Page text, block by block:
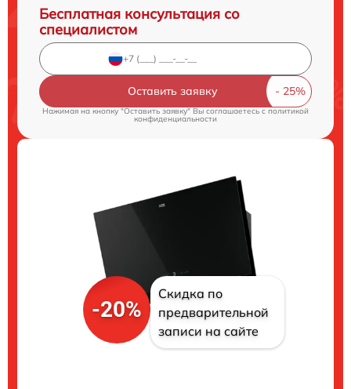
Бесплатная консультация со
специалистом
Оставить заявку
Нажимая на кнопку "Оставить заявку" Вы соглашаетесь cполитикой
конфиденциальности
-20%
Скидка по
предварительной
записи на сайте